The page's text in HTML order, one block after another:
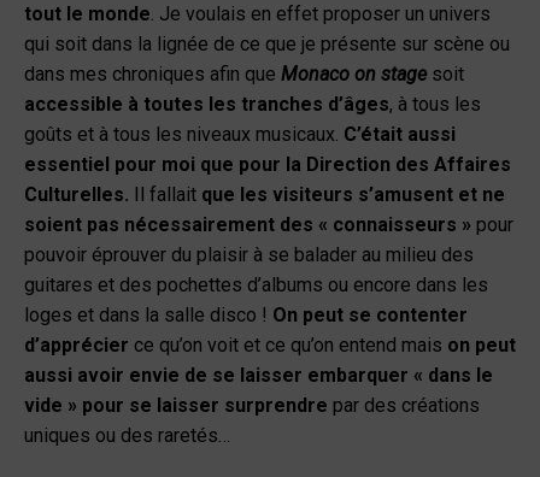
tout le monde . Je voulais en effet proposer un univers
qui soit dans la lignée de ce que je présente sur scène ou
dans mes chroniques afin que Monaco on stage soit
accessible à toutes les tranches d’âges, à tous les
goûts et à tous les niveaux musicaux. C’était aussi
essentiel pour moi que pour la Direction des Affaires
Culturelles. Il fallait que les visiteurs s’amusent et ne
soient pas nécessairement des « connaisseurs » pour
pouvoir éprouver du plaisir à se balader au milieu des
guitares et des pochettes d’albums ou encore dans les
loges et dans la salle disco ! On peut se contenter
d’apprécier ce qu’on voit et ce qu’on entend mais on peut
aussi avoir envie de se laisser embarquer « dans le
vide » pour se laisser surprendre par des créations
uniques ou des raretés…